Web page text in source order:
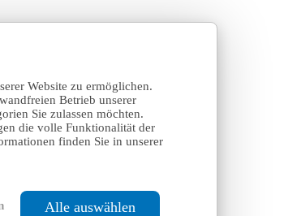
Website zu ermöglichen.
Betrieb unserer
Sie zulassen möchten.
die volle Funktionalität der
finden Sie in unserer
Alle auswählen